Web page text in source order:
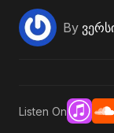
By
Listen On